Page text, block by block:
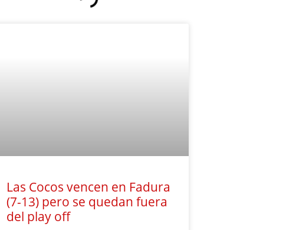
Las Cocos vencen en Fadura
(7-13) pero se quedan fuera
del play off